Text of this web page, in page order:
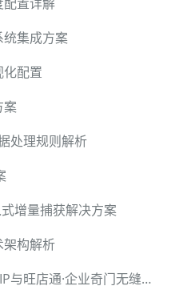
集成方案
配置
案
处理规则解析
增量捕获解决方案
架构解析
轻易云数据集成平台实现用友BIP与旺店通·企业奇门无缝对接